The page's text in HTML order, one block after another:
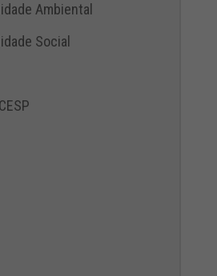
Ambiental
Social